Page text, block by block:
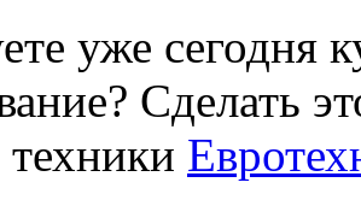
уже сегодня
Сделать